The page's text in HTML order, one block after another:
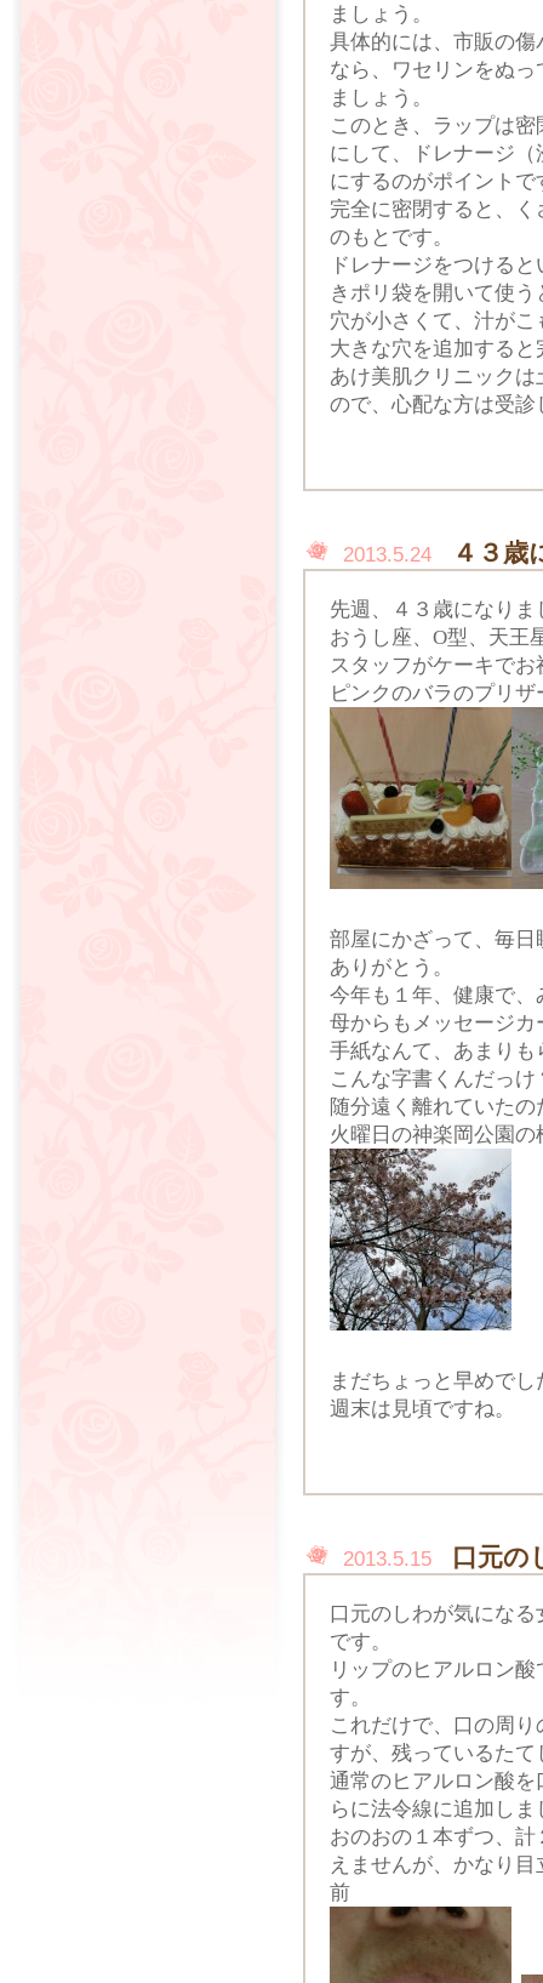
ましょう。
具体的には、市販の
なら、ワセリンをぬ
ましょう。
このとき、ラップは
にして、ドレナージ
にするのがポイントで
完全に密閉すると、
のもとです。
ドレナージをつける
きポリ袋を開いて使
穴が小さくて、汁が
大きな穴を追加すると
あけ美肌クリニック
ので、心配な方は受診
2013.5.24 ４３歳
先週、４３歳になりま
おうし座、O型、天王
スタッフがケーキで
ピンクのバラのプリ
部屋にかざって、毎日
ありがとう。
今年も１年、健康で
母からもメッセージ
手紙なんて、あまり
こんな字書くんだっけ
随分遠く離れていた
火曜日の神楽岡公園の
まだちょっと早めでし
週末は見頃ですね。
2013.5.15 口元の
口元のしわが気にな
です。
リップのヒアルロン
す。
これだけで、口の周
すが、残っているた
通常のヒアルロン酸
らに法令線に追加しま
おのおの１本ずつ、
えませんが、かなり
前